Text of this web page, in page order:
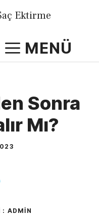
MENÜ
Sonra
Mı?
: ADMIN